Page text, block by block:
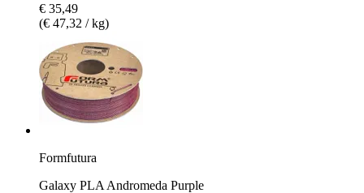
€ 35,49
(€ 47,32 / kg)
Formfutura
Galaxy PLA Andromeda Purple